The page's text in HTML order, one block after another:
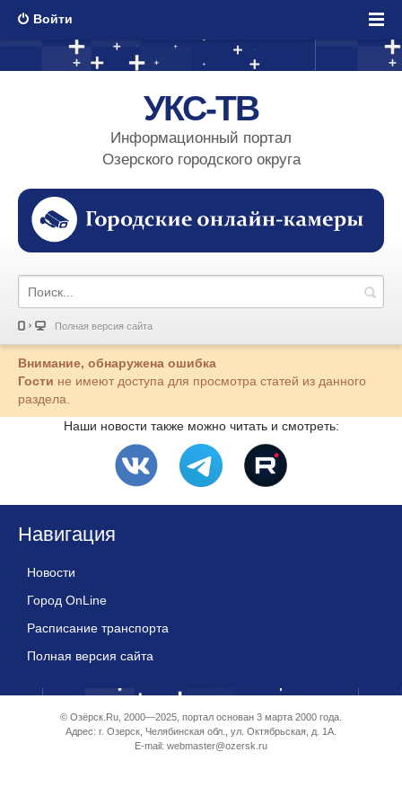
Войти
УКС-ТВ
Информационный портал
Озерского городского округа
Полная версия сайта
Внимание, обнаружена ошибка
Гости не имеют доступа для просмотра статей из данного
раздела.
Наши новости также можно читать и смотреть:
Навигация
Новости
Город OnLine
Расписание транспорта
Полная версия сайта
© Озёрск.Ru, 2000—2025, портал основан 3 марта 2000 года.
Адрес: г. Озерск, Челябинская обл., ул. Октябрьская, д. 1А.
E-mail: webmaster@ozersk.ru